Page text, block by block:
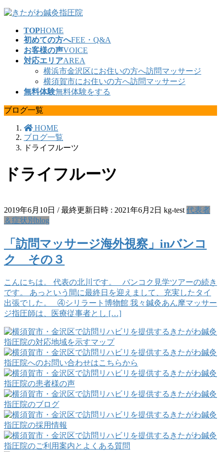
コ
プ
ナ
動
TOPHOME
初めての方へFEE・Q&A
お客様の声VOICE
対応エリアAREA
横浜市金沢区にお住いの方へ訪問マッサージ
横須賀市にお住いの方へ訪問マッサージ
無料体験無料体験をする
ブログ一覧
HOME
ブログ一覧
ドライフルーツ
ドライフルーツ
2019年6月10日 / 最終更新日時 : 2021年6月2日 kg-test 代表者
＆症状別blog
「訪問マッサージ海外視察」inバンコ
ク その３
こんにちは。 代表の北川です。 バンコク見学ツアーの続き
です。 あっという間に最終日を迎えまして、充実したタイ
出張でした。 ④シリラート博物館 我々鍼灸あん摩マッサー
ジ指圧師は、医療従事者とし […]